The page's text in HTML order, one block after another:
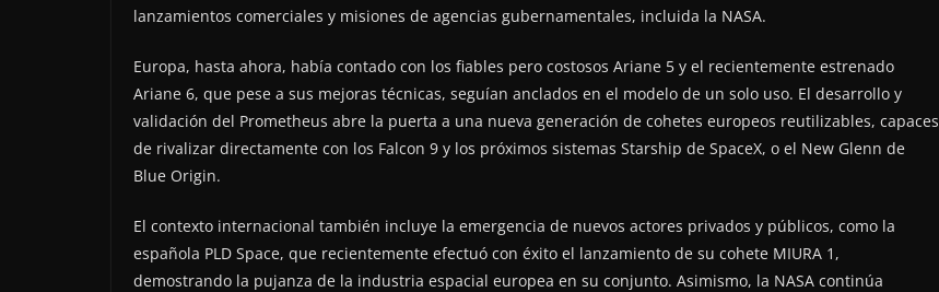
lanzamientos comerciales y misiones de agencias gubernamentales, incluida la NASA.
Europa, hasta ahora, había contado con los fiables pero costosos Ariane 5 y el recientemente estrenado
Ariane 6, que pese a sus mejoras técnicas, seguían anclados en el modelo de un solo uso. El desarrollo y
validación del Prometheus abre la puerta a una nueva generación de cohetes europeos reutilizables, capaces
de rivalizar directamente con los Falcon 9 y los próximos sistemas Starship de SpaceX, o el New Glenn de
Blue Origin.
El contexto internacional también incluye la emergencia de nuevos actores privados y públicos, como la
española PLD Space, que recientemente efectuó con éxito el lanzamiento de su cohete MIURA 1,
demostrando la pujanza de la industria espacial europea en su conjunto. Asimismo, la NASA continúa